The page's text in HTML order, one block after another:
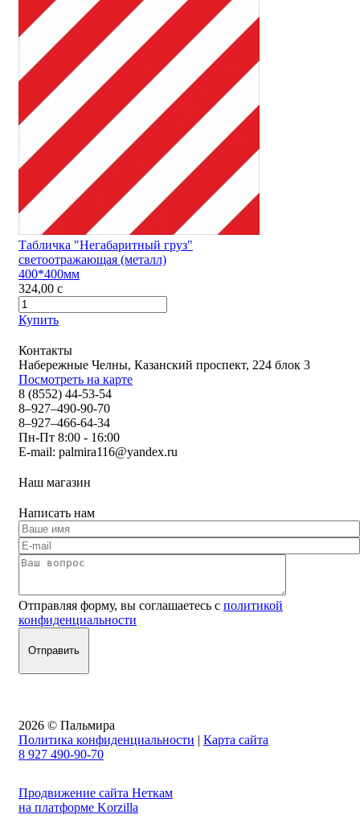
Табличка "Негабаритный груз"
светоотражающая (металл)
400*400мм
324,00 c
Купить
Контакты
Набережные Челны, Казанский проспект, 224 блок 3
Посмотреть на карте
8 (8552) 44-53-54
8–927–490-90-70
8–927–466-64-34
Пн-Пт 8:00 - 16:00
E-mail: palmira116@yandex.ru
Наш магазин
Написать нам
Отправляя форму, вы соглашаетесь с политикой
конфиденциальности
2026 © Пальмира
Политика конфиденциальности | Карта сайта
8 927 490-90-70
Продвижение сайта Неткам
на платформе Korzilla